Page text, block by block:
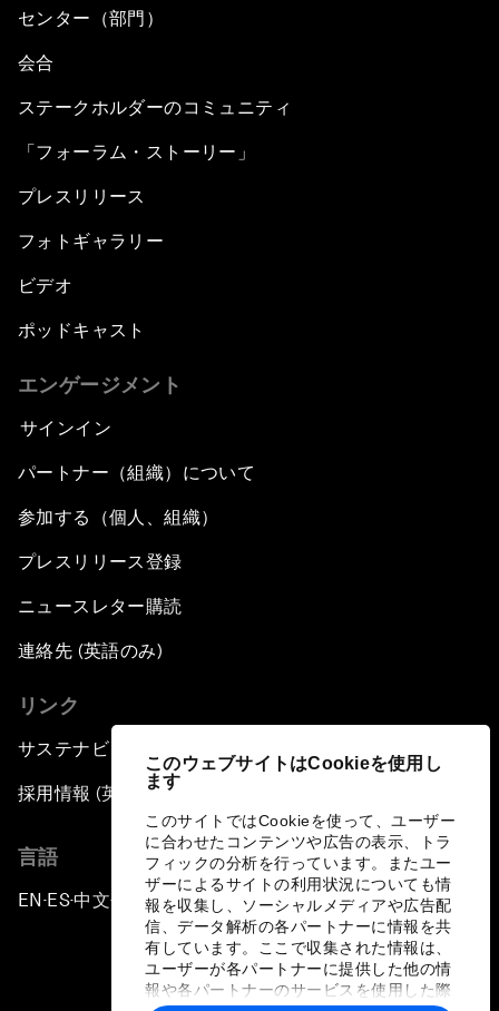
このウェブサイトはCookieを使用し
ます
このサイトではCookieを使って、ユーザー
に合わせたコンテンツや広告の表示、トラ
フィックの分析を行っています。またユー
ザーによるサイトの利用状況についても情
報を収集し、ソーシャルメディアや広告配
信、データ解析の各パートナーに情報を共
有しています。ここで収集された情報は、
ユーザーが各パートナーに提供した他の情
報や各パートナーのサービスを使用した際
センター（部門）
会合
ステークホルダーのコミュニティ
「フォーラム・ストーリー」
プレスリリース
フォトギャラリー
ビデオ
ポッドキャスト
エンゲージメント
サインイン
パートナー（組織）について
参加する（個人、組織）
プレスリリース登録
ニュースレター購読
連絡先 (英語のみ)
リンク
サステナビリティへの取り組み
採用情報 (英語のみ)
言語
EN ▪ES▪中文▪ 日本語